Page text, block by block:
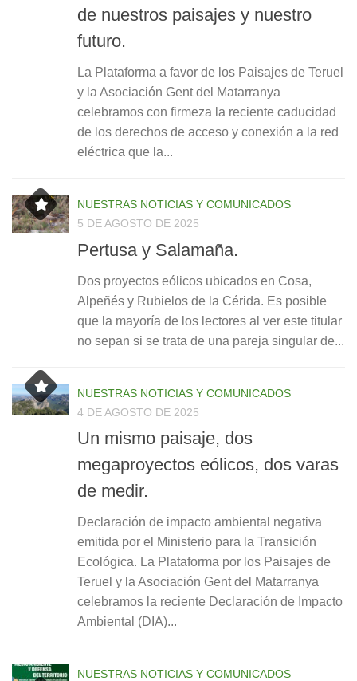
de nuestros paisajes y nuestro
futuro.
La Plataforma a favor de los Paisajes de Teruel
y la Asociación Gent del Matarranya
celebramos con firmeza la reciente caducidad
de los derechos de acceso y conexión a la red
eléctrica que la...
NUESTRAS NOTICIAS Y COMUNICADOS
5 DE AGOSTO DE 2025
Pertusa y Salamaña.
Dos proyectos eólicos ubicados en Cosa,
Alpeñés y Rubielos de la Cérida. Es posible
que la mayoría de los lectores al ver este titular
no sepan si se trata de una pareja singular de...
NUESTRAS NOTICIAS Y COMUNICADOS
4 DE AGOSTO DE 2025
Un mismo paisaje, dos
megaproyectos eólicos, dos varas
de medir.
Declaración de impacto ambiental negativa
emitida por el Ministerio para la Transición
Ecológica. La Plataforma por los Paisajes de
Teruel y la Asociación Gent del Matarranya
celebramos la reciente Declaración de Impacto
Ambiental (DIA)...
NUESTRAS NOTICIAS Y COMUNICADOS